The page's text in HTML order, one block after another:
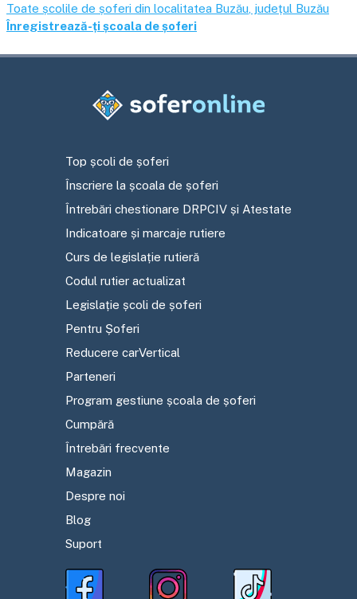
Toate școlile de șoferi din localitatea Buzău , județul Buzău
Înregistrează-ți școala de șoferi
Top școli de șoferi
Înscriere la școala de șoferi
Întrebări chestionare DRPCIV și Atestate
Indicatoare și marcaje rutiere
Curs de legislație rutieră
Codul rutier actualizat
Legislație școli de șoferi
Pentru Șoferi
Reducere carVertical
Parteneri
Program gestiune școala de șoferi
Cumpără
Întrebări frecvente
Magazin
Despre noi
Blog
Suport